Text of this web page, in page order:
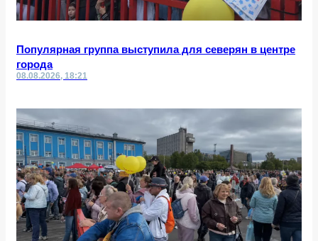
Популярная группа выступила для северян в центре
города
08.08.2026, 18:21